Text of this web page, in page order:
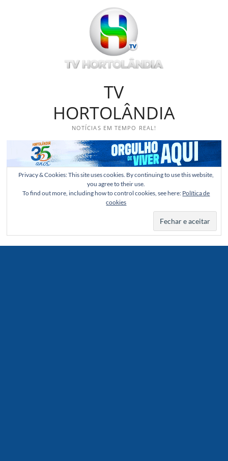
TV
HORTOLÂNDIA
NOTÍCIAS EM TEMPO REAL!
Privacy & Cookies: This site uses cookies. By continuing to use this website,
you agree to their use.
To find out more, including how to control cookies, see here: Política de
cookies